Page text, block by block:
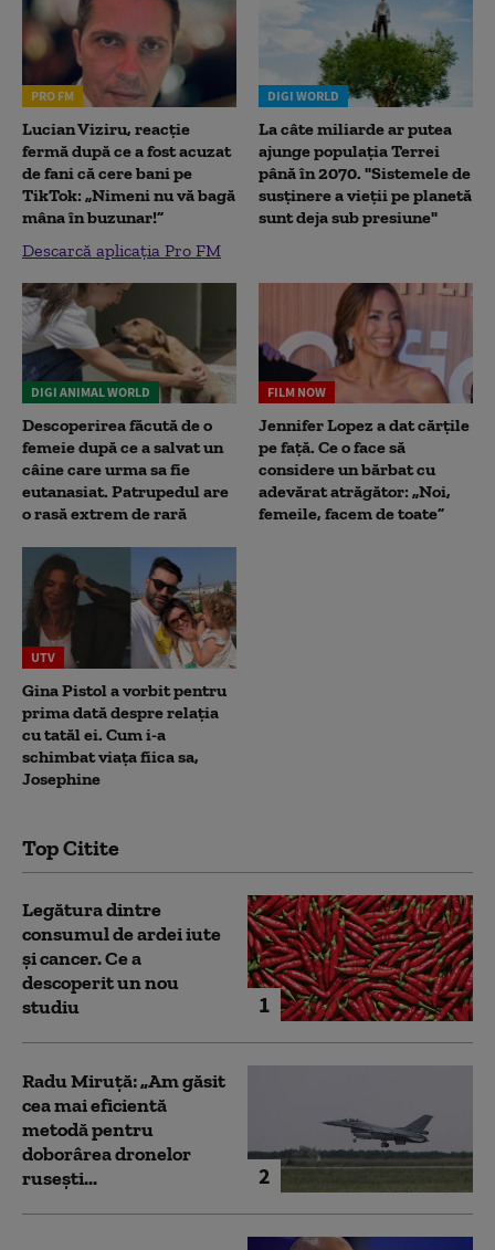
PRO FM
Lucian Viziru, reacție
fermă după ce a fost acuzat
de fani că cere bani pe
TikTok: „Nimeni nu vă bagă
mâna în buzunar!”
Descarcă aplicația Pro FM
DIGI WORLD
La câte miliarde ar putea
ajunge populația Terrei
până în 2070. "Sistemele de
susținere a vieții pe planetă
sunt deja sub presiune"
DIGI ANIMAL WORLD
Descoperirea făcută de o
femeie după ce a salvat un
câine care urma sa fie
eutanasiat. Patrupedul are
o rasă extrem de rară
FILM NOW
Jennifer Lopez a dat cărțile
pe față. Ce o face să
considere un bărbat cu
adevărat atrăgător: „Noi,
femeile, facem de toate”
UTV
Gina Pistol a vorbit pentru
prima dată despre relația
cu tatăl ei. Cum i-a
schimbat viața fiica sa,
Josephine
Top Citite
1
Legătura dintre
consumul de ardei iute
și cancer. Ce a
descoperit un nou
studiu
2
Radu Miruță: „Am găsit
cea mai eficientă
metodă pentru
doborârea dronelor
rusești...